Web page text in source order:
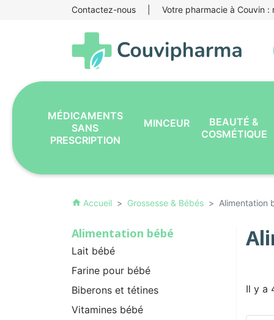
Contactez-nous Votre pharmacie à Couvin
MÉDICAMENTS
SANS
PRESCRIPTION
MINCEUR
BEAUTÉ &
COSMÉTIQUE
home Accueil Grossesse & Bébés Alimentation
Alimentation bébé
Lait bébé
Farine pour bébé
Biberons et tétines
Vitamines bébé
Il y a